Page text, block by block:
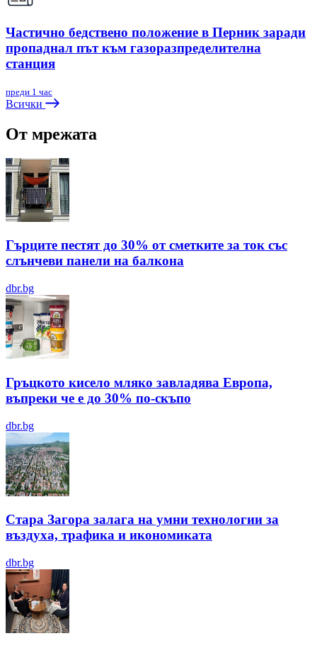
Частично бедствено положение в Перник заради
пропаднал път към газоразпределителна
станция
преди 1 час
Всички
От мрежата
Гърците пестят до 30% от сметките за ток със
слънчеви панели на балкона
dbr.bg
Гръцкото кисело мляко завладява Европа,
въпреки че е до 30% по-скъпо
dbr.bg
Стара Загора залага на умни технологии за
въздуха, трафика и икономиката
dbr.bg